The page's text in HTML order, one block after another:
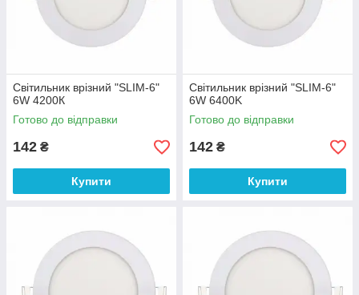
Світильник врізний "SLIM-6"
6W 4200К
Готово до відправки
142 ₴
Купити
Світильник врізний "SLIM-6"
6W 6400K
Готово до відправки
142 ₴
Купити